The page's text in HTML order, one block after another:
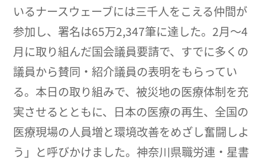
いるナースウェーブには三千人をこえる仲間が
参加し、署名は65万2,347筆に達した。2月～4
月に取り組んだ国会議員要請で、すでに多くの
議員から賛同・紹介議員の表明をもらってい
る。本日の取り組みで、被災地の医療体制を充
実させるとともに、日本の医療の再生、全国の
医療現場の人員増と環境改善をめざし奮闘しよ
う」と呼びかけました。神奈川県職労連・星書